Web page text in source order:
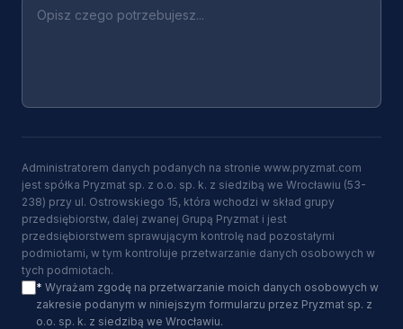
Administratorem danych podanych na stronie www.pryzmat.com
jest spółka Pryzmat sp. z o.o. sp. k. z siedzibą we Wrocławiu (53-
238) przy ul. Ostrowskiego 15, która wchodzi w skład grupy
przedsiębiorstw, dalej zwanej Grupą Pryzmat i jest
przedsiębiorstwem sprawującym kontrolę nad pozostałymi
podmiotami, w tym kontroluje przetwarzanie danych osobowych w
tych podmiotach.
* Wyrażam zgodę na przetwarzanie moich danych osobowych w
zakresie podanym w niniejszym formularzu przez Pryzmat sp. z
o.o. sp. k. z siedzibą we Wrocławiu.